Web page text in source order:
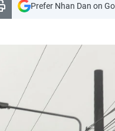
Prefer Nhan Dan on